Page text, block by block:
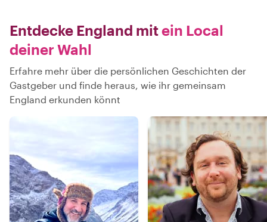
Entdecke England mitein Local
deiner Wahl
Erfahre mehr über die persönlichen Geschichten der
Gastgeber und finde heraus, wie ihr gemeinsam
England erkunden könnt